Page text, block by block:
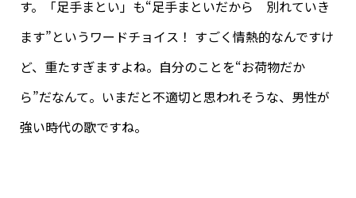
す。「足手まとい」も“足手まといだから 別れていき
ます”というワードチョイス！ すごく情熱的なんですけ
ど、重たすぎますよね。自分のことを“お荷物だか
ら”だなんて。いまだと不適切と思われそうな、男性が
強い時代の歌ですね。